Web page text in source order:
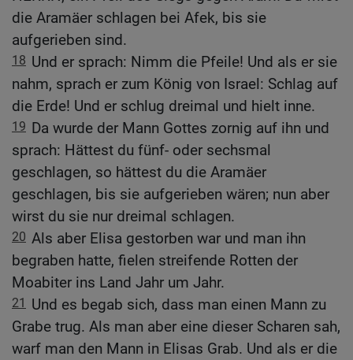
die Aramäer schlagen bei Afek, bis sie
aufgerieben sind.
18 Und er sprach: Nimm die Pfeile! Und als er sie
nahm, sprach er zum König von Israel: Schlag auf
die Erde! Und er schlug dreimal und hielt inne.
19 Da wurde der Mann Gottes zornig auf ihn und
sprach: Hättest du fünf- oder sechsmal
geschlagen, so hättest du die Aramäer
geschlagen, bis sie aufgerieben wären; nun aber
wirst du sie nur dreimal schlagen.
20 Als aber Elisa gestorben war und man ihn
begraben hatte, fielen streifende Rotten der
Moabiter ins Land Jahr um Jahr.
21 Und es begab sich, dass man einen Mann zu
Grabe trug. Als man aber eine dieser Scharen sah,
warf man den Mann in Elisas Grab. Und als er die